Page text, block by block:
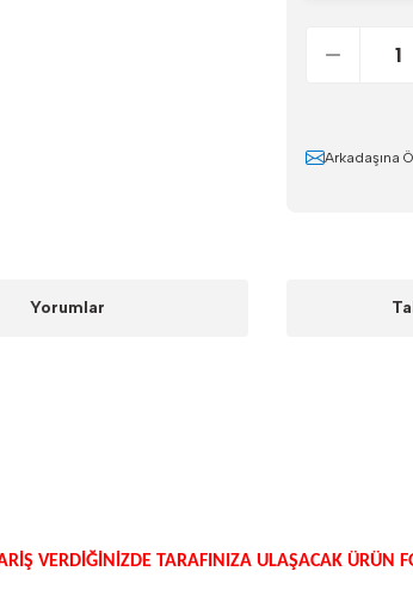
Arkadaşına
Yorumlar
VERDİĞİNİZDE TARAFINIZA ULAŞACAK ÜRÜN